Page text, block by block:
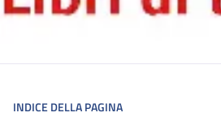
INDICE DELLA PAGINA